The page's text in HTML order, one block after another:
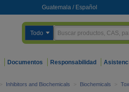
Guatemala / Español
Todo
Documentos Responsabilidad
> Inhibitors and Biochemicals > Biochemicals >